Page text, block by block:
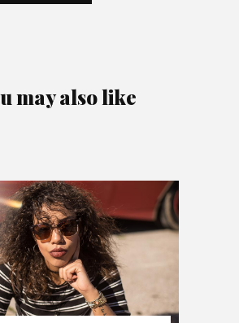
may also like